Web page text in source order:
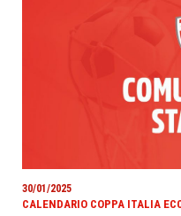
30/01/2025
CALENDARIO COPPA ITALIA